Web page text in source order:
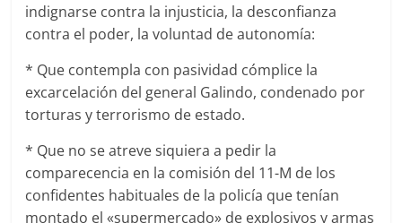
indignarse contra la injusticia, la desconfianza
contra el poder, la voluntad de autonomía:
* Que contempla con pasividad cómplice la
excarcelación del general Galindo, condenado por
torturas y terrorismo de estado.
* Que no se atreve siquiera a pedir la
comparecencia en la comisión del 11-M de los
confidentes habituales de la policía que tenían
montado el «supermercado» de explosivos y armas